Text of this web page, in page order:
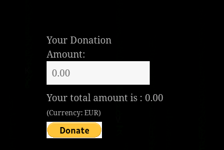
Your Donation
Amount:
Your total amount is :0.00
(Currency: EUR)